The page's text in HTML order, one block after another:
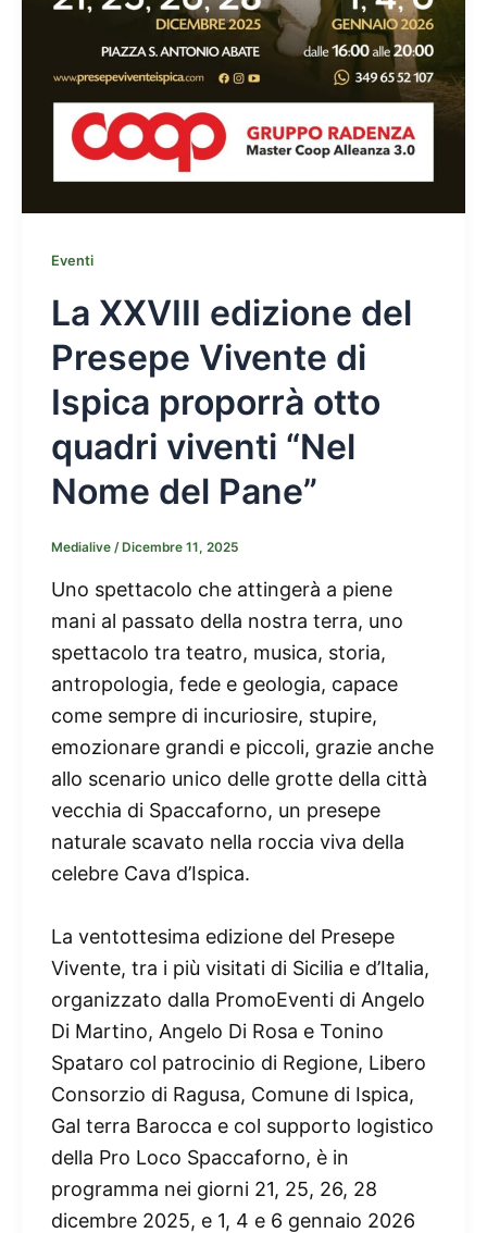
Eventi
La XXVIII edizione del
Presepe Vivente di
Ispica proporrà otto
quadri viventi “Nel
Nome del Pane”
Medialive / Dicembre 11, 2025
Uno spettacolo che attingerà a piene
mani al passato della nostra terra, uno
spettacolo tra teatro, musica, storia,
antropologia, fede e geologia, capace
come sempre di incuriosire, stupire,
emozionare grandi e piccoli, grazie anche
allo scenario unico delle grotte della città
vecchia di Spaccaforno, un presepe
naturale scavato nella roccia viva della
celebre Cava d’Ispica.
La ventottesima edizione del Presepe
Vivente, tra i più visitati di Sicilia e d’Italia,
organizzato dalla PromoEventi di Angelo
Di Martino, Angelo Di Rosa e Tonino
Spataro col patrocinio di Regione, Libero
Consorzio di Ragusa, Comune di Ispica,
Gal terra Barocca e col supporto logistico
della Pro Loco Spaccaforno, è in
programma nei giorni 21, 25, 26, 28
dicembre 2025, e 1, 4 e 6 gennaio 2026